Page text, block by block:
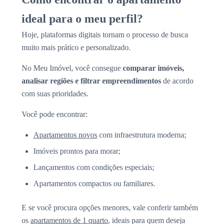
ideal para o meu perfil?
Hoje, plataformas digitais tornam o processo de busca
muito mais prático e personalizado.
No Meu Imóvel, você consegue comparar imóveis,
analisar regiões e filtrar empreendimentos de acordo
com suas prioridades.
Você pode encontrar:
Apartamentos novos com infraestrutura moderna;
Imóveis prontos para morar;
Lançamentos com condições especiais;
Apartamentos compactos ou familiares.
E se você procura opções menores, vale conferir também
os apartamentos de 1 quarto, ideais para quem deseja